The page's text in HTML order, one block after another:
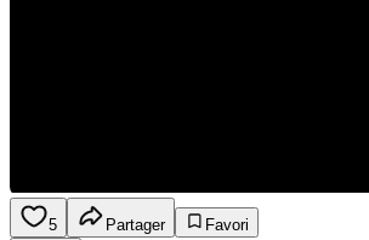
5 Partager
Favori